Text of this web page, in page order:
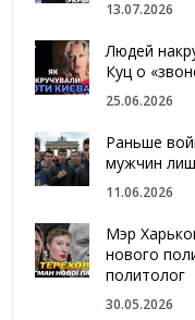
13.07.2026
Людей
Куц о
25.06.2026
Раньше
мужчин
11.06.2026
Мэр
нового
политолог
30.05.2026